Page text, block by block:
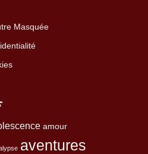
Masquée
amour
aventures